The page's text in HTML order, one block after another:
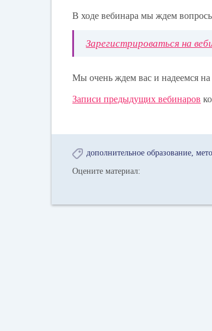
В ходе вебинара мы ждем
Зарегистрироваться на
Мы очень ждем вас и надеемся на
Записи предыдущих вебинаров
дополнительное образование
Оцените материал: